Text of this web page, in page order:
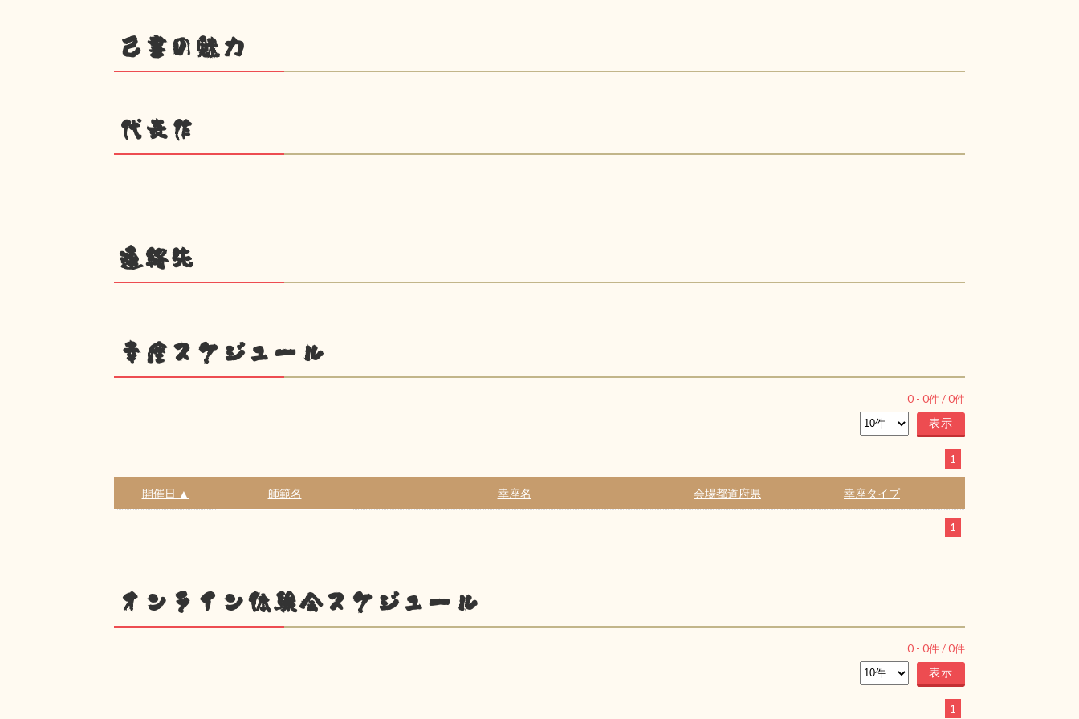
己書の魅力
代表作
連絡先
幸座スケジュール
0 - 0件 /0件
1
開催日 ▲ 師範名 幸座名 会場都道府県 幸座タイプ
1
オンライン体験会スケジュール
0 - 0件 /0件
1